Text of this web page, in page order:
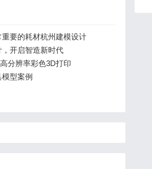
要的耗材杭州建模设计
开启智造新时代
分辨率彩色3D打印
型案例